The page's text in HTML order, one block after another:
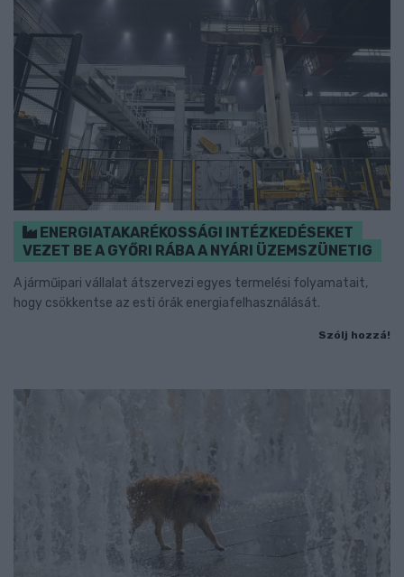
ENERGIATAKARÉKOSSÁGI INTÉZKEDÉSEKET
VEZET BE A GYŐRI RÁBA A NYÁRI ÜZEMSZÜNETIG
A járműipari vállalat átszervezi egyes termelési folyamatait,
hogy csökkentse az esti órák energiafelhasználását.
Szólj hozzá!